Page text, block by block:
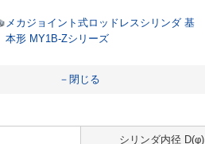
メカジョイント式ロッドレスシリンダ 基
本形 MY1B-Zシリーズ
－閉じる
シリンダ内径 D(φ)